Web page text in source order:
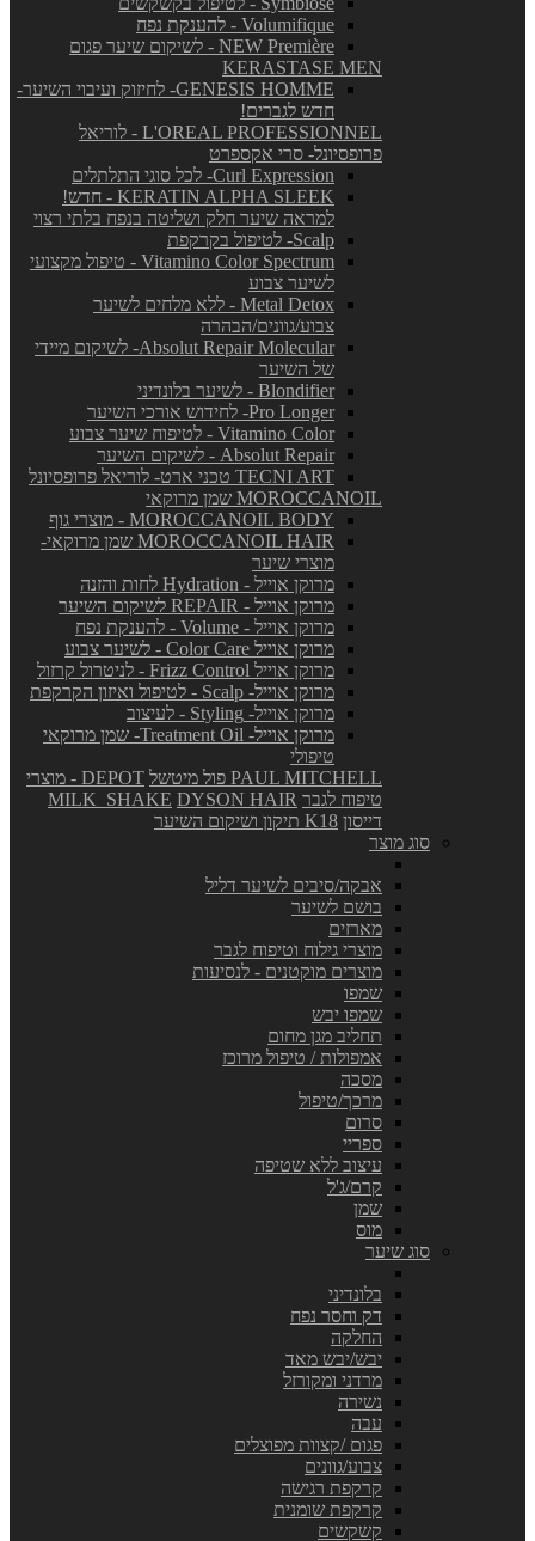
Volumifique - להענקת נפח
NEW Première - לשיקום שיער פגום
KERASTASE MEN
GENESIS HOMME- לחיזוק ועיבוי השיער-
חדש לגברים!
L'OREAL PROFESSIONNEL - לוריאל
פרופסיונל- סרי אקספרט
Curl Expression- לכל סוגי התלתלים
KERATIN ALPHA SLEEK - חדש!
למראה שיער חלק ושליטה בנפח בלתי רצוי
Scalp- לטיפול בקרקפת
Vitamino Color Spectrum - טיפול מקצועי
לשיער צבוע
Metal Detox - ללא מלחים לשיער
צבוע/גוונים/הבהרה
Absolut Repair Molecular- לשיקום מיידי
של השיער
Blondifier - לשיער בלונדיני
Pro Longer- לחידוש אורכי השיער
Vitamino Color - לטיפוח שיער צבוע
Absolut Repair - לשיקום השיער
TECNI ART טכני ארט- לוריאל פרופסיונל
MOROCCANOIL שמן מרוקאי
MOROCCANOIL BODY - מוצרי גוף
MOROCCANOIL HAIR שמן מרוקאי-
מוצרי שיער
מרוקן אוייל - Hydration לחות והזנה
מרוקן אוייל - REPAIR לשיקום השיער
מרוקן אוייל - Volume - להענקת נפח
מרוקן אוייל Color Care - לשיער צבוע
מרוקן אוייל Frizz Control - לניטרול קרזול
מרוקן אוייל- Scalp - לטיפול ואיזון הקרקפת
מרוקן אוייל- Styling - לעיצוב
מרוקן אוייל- Treatment Oil- שמן מרוקאי
טיפולי
PAUL MITCHELL פול מיטשל
DEPOT - מוצרי
טיפוח לגבר
MILK_SHAKE DYSON HAIR
דייסון K18 תיקון ושיקום השיער
סוג מוצר
אבקה/סיבים לשיער דליל
בושם לשיער
מארזים
מוצרי גילוח וטיפוח לגבר
מוצרים מוקטנים - לנסיעות
שמפו
שמפו יבש
תחליב מגן מחום
אמפולות / טיפול מרוכז
מסכה
מרכך/טיפול
סרום
ספריי
עיצוב ללא שטיפה
קרם/ג'ל
שמן
מוס
סוג שיער
בלונדיני
דק וחסר נפח
החלקה
יבש/יבש מאד
מרדני ומקורזל
נשירה
עבה
פגום /קצוות מפוצלים
צבוע/גוונים
קרקפת רגישה
קרקפת שומנית
קשקשים